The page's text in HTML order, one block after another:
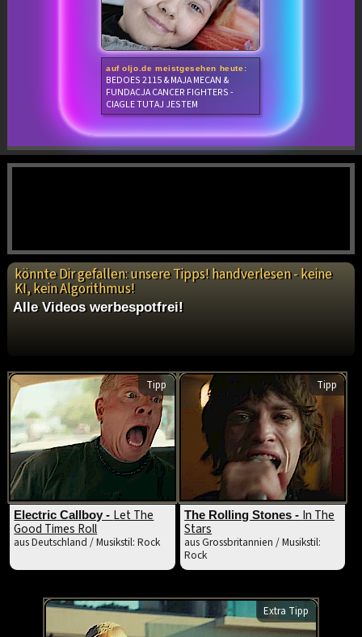
auf oljo.de meistgesehen heute:
BEDOES 2115 & MAJA MECAN &
FUNDACJA CANCER FIGHTERS -
CIAGLE TUTAJ JESTEM
könnte Dir gefallen: unsere Tipps! handverlesen - keine
KI, kein Algorithmus!
Alle Videos werbespotfrei!
Tipp
Electric Callboy - Let The
Good Times Roll
aus Deutschland / Musikstil: Rock
Tipp
The Rolling Stones - In The
Stars
aus Grossbritannien / Musikstil:
Rock
Extra Tipp